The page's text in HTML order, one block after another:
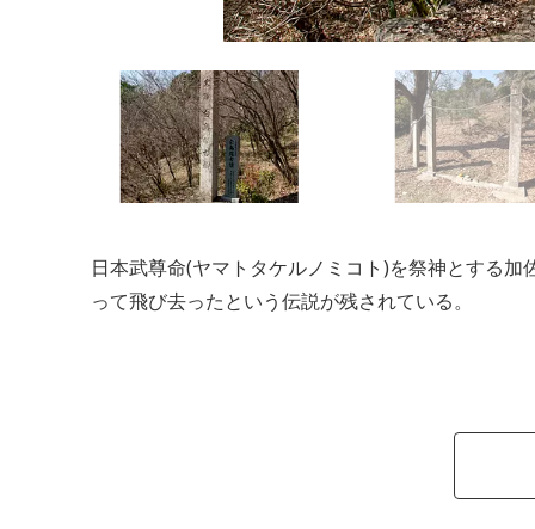
日本武尊命(ヤマトタケルノミコト)を祭神とする
って飛び去ったという伝説が残されている。